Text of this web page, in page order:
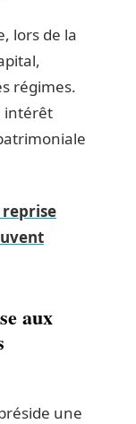
lors de la
régimes.
intérêt
aux
une